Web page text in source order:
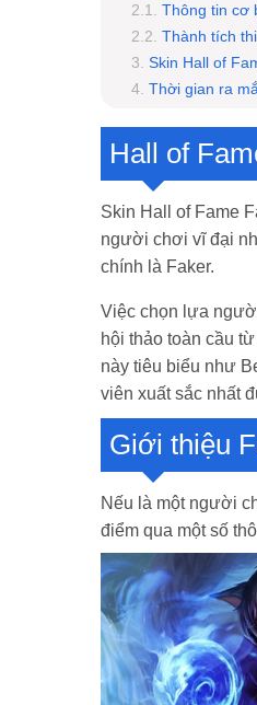
Thông tin cơ
Thành tích
Skin Hall of
Thời gian ra
Hall of
Skin Hall of Fame
người chơi vĩ đại
chính là Faker.
Việc chọn lựa
hội thảo toàn cầu
này tiêu biểu như
viên xuất sắc nhất
Giới thiệu
Nếu là một người
điểm qua một số